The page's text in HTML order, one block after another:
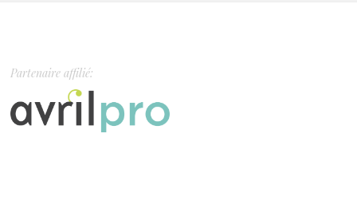
Partenaire affilié: